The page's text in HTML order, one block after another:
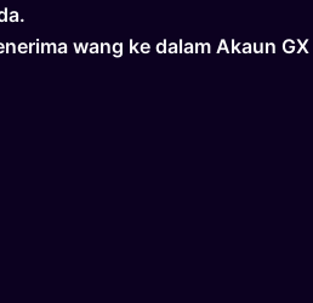
wang ke dalam Akaun